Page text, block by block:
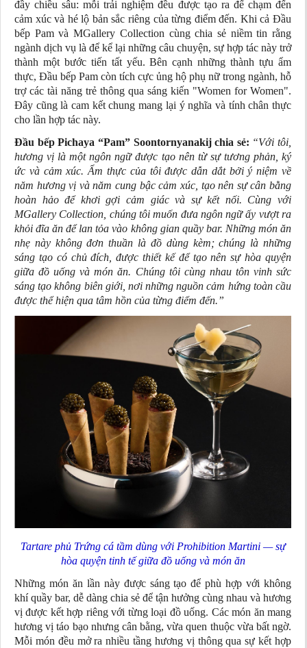
đầy chiều sâu: mỗi trải nghiệm đều được tạo ra để chạm đến
cảm xúc và hé lộ bản sắc riêng của từng điểm đến. Khi cả Đầu
bếp Pam và MGallery Collection cùng chia sẻ niềm tin rằng
ngành dịch vụ là để kể lại những câu chuyện, sự hợp tác này trở
thành một bước tiến tất yếu. Bên cạnh những thành tựu ẩm
thực, Đầu bếp Pam còn tích cực ủng hộ phụ nữ trong ngành, hỗ
trợ các tài năng trẻ thông qua sáng kiến "Women for Women".
Đây cũng là cam kết chung mang lại ý nghĩa và tính chân thực
cho lần hợp tác này.
Đầu bếp Pichaya “Pam” Soontornyanakij chia sẻ: “Với tôi,
hương vị là một ngôn ngữ được tạo nên từ sự tương phản, ký
ức và cảm xúc. Ẩm thực của tôi được dẫn dắt bởi ý niệm về
năm hương vị và năm cung bậc cảm xúc, tạo nên sự cân bằng
hoàn hảo để khơi gợi cảm giác và sự kết nối. Cùng với
MGallery Collection, chúng tôi muốn đưa ngôn ngữ ấy vượt ra
khỏi đĩa ăn để lan tỏa vào không gian quầy bar. Những món ăn
nhẹ này không đơn thuần là đồ dùng kèm; chúng là những
sáng tạo có chủ đích, được thiết kế để tạo nên sự hòa quyện
giữa đồ uống và món ăn. Chúng tôi cùng nhau tôn vinh sức
sáng tạo không biên giới, nơi những nguồn cảm hứng toàn cầu
được thể hiện qua tâm hồn của từng điểm đến.”
Tartare phủ Trứng cá tầm dùng với Prohibition Martini — sự
hòa quyện tinh tế giữa đồ uống và món ăn
Những món ăn lần này được sáng tạo để phù hợp với không
khí quầy bar, dễ dàng chia sẻ để tận hưởng cùng nhau và hương
vị được kết hợp riêng với từng loại đồ uống. Các món ăn mang
hương vị táo bạo nhưng cân bằng, vừa quen thuộc vừa bất ngờ.
Mỗi món đều mở ra nhiều tầng hương vị thông qua sự kết hợp